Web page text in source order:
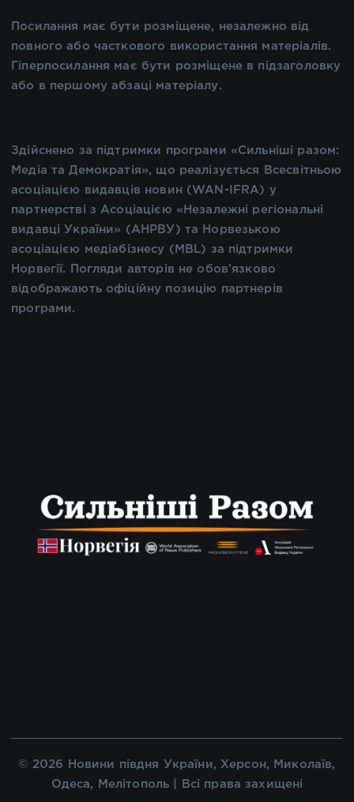
Посилання має бути розміщене, незалежно від
повного або часткового використання матеріалів.
Гіперпосилання має бути розміщене в підзаголовку
або в першому абзаці матеріалу.
Здійснено за підтримки програми «Сильніші разом:
Медіа та Демократія», що реалізується Всесвітньою
асоціацією видавців новин (WAN-IFRA) у
партнерстві з Асоціацією «Незалежні регіональні
видавці України» (АНРВУ) та Норвезькою
асоціацією медіабізнесу (MBL) за підтримки
Норвегії. Погляди авторів не обов’язково
відображають офіційну позицію партнерів
програми.
© 2026 Новини півдня України, Херсон, Миколаїв,
Одеса, Мелітополь | Всі права захищені